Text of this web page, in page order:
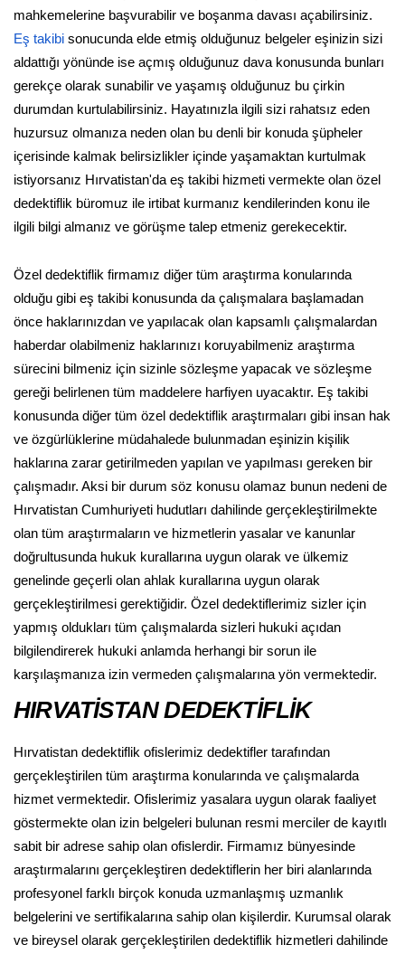
mahkemelerine başvurabilir ve boşanma davası açabilirsiniz.
Eş takibi sonucunda elde etmiş olduğunuz belgeler eşinizin sizi
aldattığı yönünde ise açmış olduğunuz dava konusunda bunları
gerekçe olarak sunabilir ve yaşamış olduğunuz bu çirkin
durumdan kurtulabilirsiniz. Hayatınızla ilgili sizi rahatsız eden
huzursuz olmanıza neden olan bu denli bir konuda şüpheler
içerisinde kalmak belirsizlikler içinde yaşamaktan kurtulmak
istiyorsanız Hırvatistan'da eş takibi hizmeti vermekte olan özel
dedektiflik büromuz ile irtibat kurmanız kendilerinden konu ile
ilgili bilgi almanız ve görüşme talep etmeniz gerekecektir.
Özel dedektiflik firmamız diğer tüm araştırma konularında
olduğu gibi eş takibi konusunda da çalışmalara başlamadan
önce haklarınızdan ve yapılacak olan kapsamlı çalışmalardan
haberdar olabilmeniz haklarınızı koruyabilmeniz araştırma
sürecini bilmeniz için sizinle sözleşme yapacak ve sözleşme
gereği belirlenen tüm maddelere harfiyen uyacaktır. Eş takibi
konusunda diğer tüm özel dedektiflik araştırmaları gibi insan hak
ve özgürlüklerine müdahalede bulunmadan eşinizin kişilik
haklarına zarar getirilmeden yapılan ve yapılması gereken bir
çalışmadır. Aksi bir durum söz konusu olamaz bunun nedeni de
Hırvatistan Cumhuriyeti hudutları dahilinde gerçekleştirilmekte
olan tüm araştırmaların ve hizmetlerin yasalar ve kanunlar
doğrultusunda hukuk kurallarına uygun olarak ve ülkemiz
genelinde geçerli olan ahlak kurallarına uygun olarak
gerçekleştirilmesi gerektiğidir. Özel dedektiflerimiz sizler için
yapmış oldukları tüm çalışmalarda sizleri hukuki açıdan
bilgilendirerek hukuki anlamda herhangi bir sorun ile
karşılaşmanıza izin vermeden çalışmalarına yön vermektedir.
HIRVATİSTAN DEDEKTİFLİK
Hırvatistan dedektiflik ofislerimiz dedektifler tarafından
gerçekleştirilen tüm araştırma konularında ve çalışmalarda
hizmet vermektedir. Ofislerimiz yasalara uygun olarak faaliyet
göstermekte olan izin belgeleri bulunan resmi merciler de kayıtlı
sabit bir adrese sahip olan ofislerdir. Firmamız bünyesinde
araştırmalarını gerçekleştiren dedektiflerin her biri alanlarında
profesyonel farklı birçok konuda uzmanlaşmış uzmanlık
belgelerini ve sertifikalarına sahip olan kişilerdir. Kurumsal olarak
ve bireysel olarak gerçekleştirilen dedektiflik hizmetleri dahilinde